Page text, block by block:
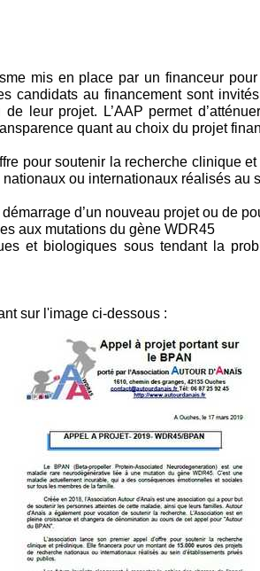
mis en place par un financeur
candidats au financement sont
leur projet. L’AAP permet
quant au choix du projet
pour soutenir la recherche clinique
ou internationaux réalisés au
d’un nouveau projet ou de
aux mutations du gène WDR45
et biologiques sous tendant la
sur l'image ci-dessous :